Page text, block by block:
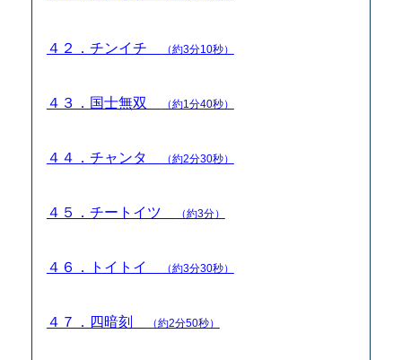
４２．チンイチ （約3分10秒）
４３．国士無双 （約1分40秒）
４４．チャンタ （約2分30秒）
４５．チートイツ （約3分）
４６．トイトイ （約3分30秒）
４７．四暗刻 （約2分50秒）